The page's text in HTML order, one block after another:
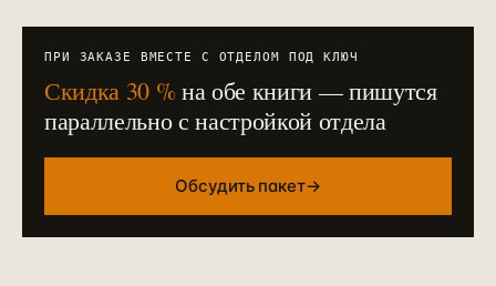
ПРИ ЗАКАЗЕ ВМЕСТЕ С ОТДЕЛОМ ПОД КЛЮЧ
Скидка 30 %на обе книги — пишутся
параллельно с настройкой отдела
Обсудить пакет→